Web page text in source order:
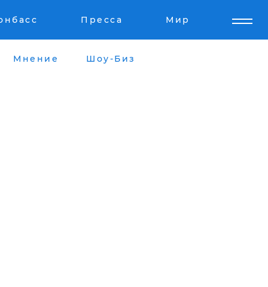
Пресса Мир
Мнение Шоу-Биз